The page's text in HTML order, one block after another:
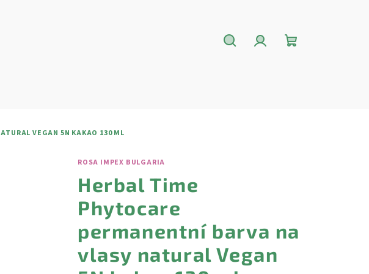
VEGAN 5N KAKAO 130 ML
ROSA IMPEX BULGARIA
Herbal Time
Phytocare
permanentní barva na
vlasy natural Vegan